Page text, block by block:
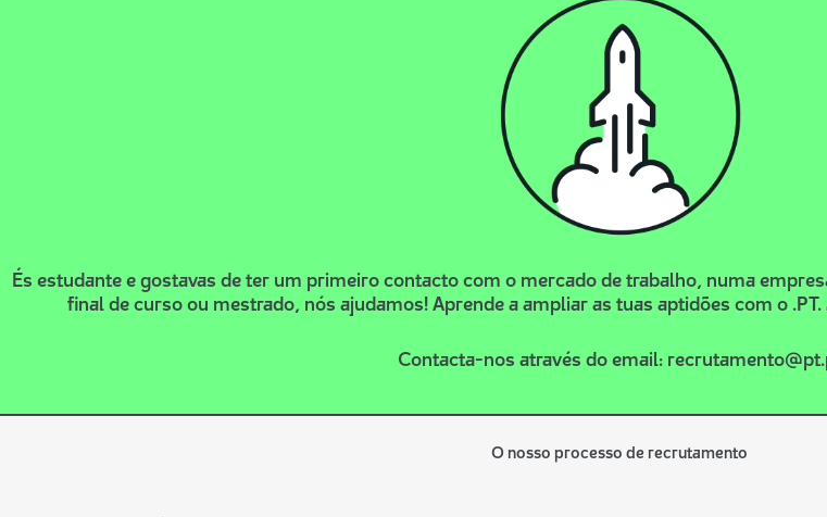
És estudante e gostavas de ter um primeiro contacto com o mercado de trabalho, numa
final de curso ou mestrado, nós ajudamos! Aprende a ampliar as tuas aptidões com o
Contacta-nos através do email:
O nosso processo de recrutamento